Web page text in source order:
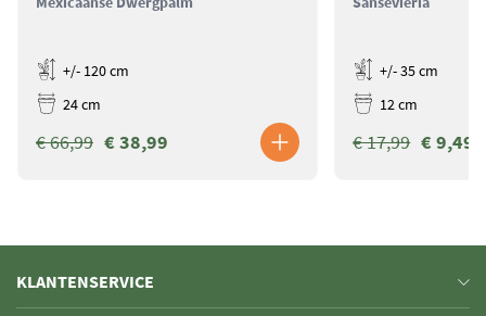
+/- 120 cm
24 cm
€ 38,99
€ 66,99
+/- 35 cm
12 cm
€ 9,49
€ 17,99
KLANTENSERVICE